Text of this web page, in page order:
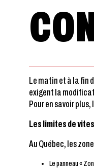
Le matin et à la fin
exigent la
Pour en savoir
Les limites de
Au Québec, les
Le panneau «